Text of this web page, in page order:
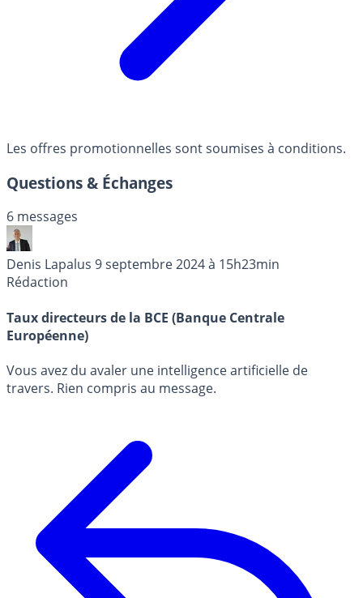
Les offres promotionnelles sont soumises à conditions.
Questions & Échanges
6 messages
Denis Lapalus 9 septembre 2024 à 15h23min
Rédaction
Taux directeurs de la BCE (Banque Centrale
Européenne)
Vous avez du avaler une intelligence artificielle de
travers. Rien compris au message.